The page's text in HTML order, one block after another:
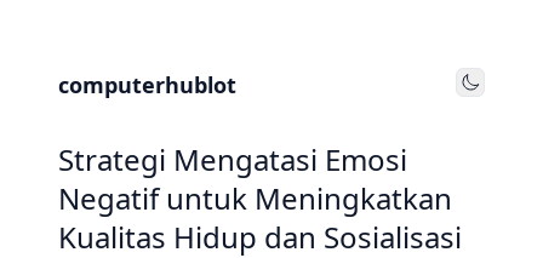
computerhublot Toggle
Strategi Mengatasi Emosi
Negatif untuk Meningkatkan
Kualitas Hidup dan Sosialisasi